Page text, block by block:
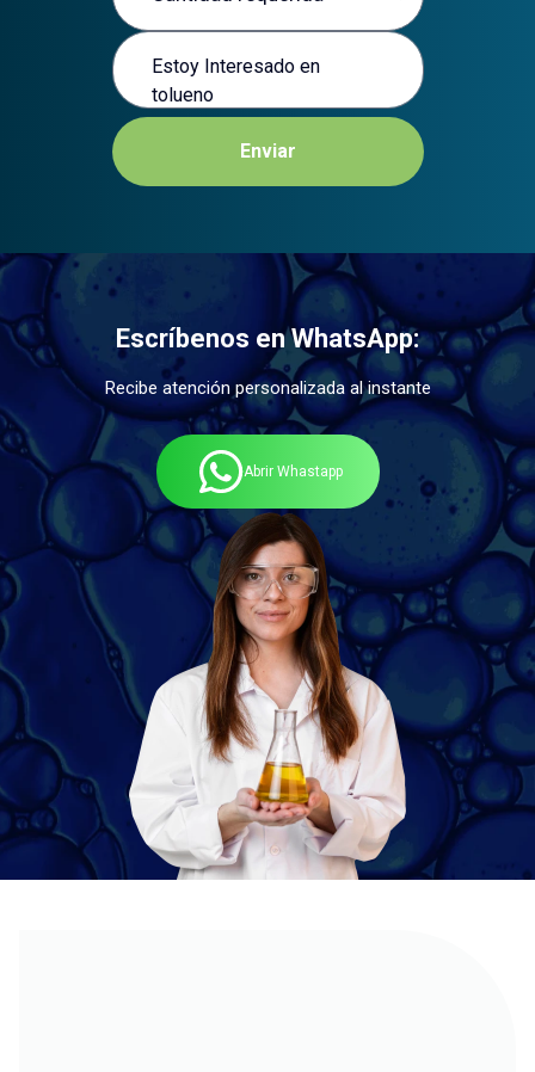
Mensaje
Enviar
Escríbenos en WhatsApp:
Recibe atención personalizada al instante
Abrir Whastapp